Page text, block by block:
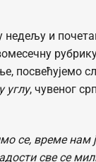
недељу и
посвећујемо
углу, чувеног
се, време нам
све се